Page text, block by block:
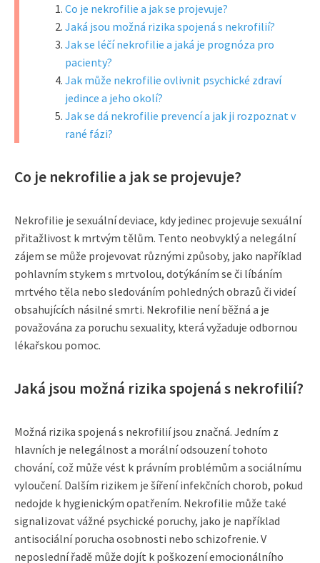
Co je nekrofilie a jak se projevuje?
Jaká jsou možná rizika spojená s nekrofilií?
Jak se léčí nekrofilie a jaká je prognóza pro
pacienty?
Jak může nekrofilie ovlivnit psychické zdraví
jedince a jeho okolí?
Jak se dá nekrofilie prevencí a jak ji rozpoznat v
rané fázi?
Co je nekrofilie a jak se projevuje?
Nekrofilie je sexuální deviace, kdy jedinec projevuje sexuální
přitažlivost k mrtvým tělům. Tento neobvyklý a nelegální
zájem se může projevovat různými způsoby, jako například
pohlavním stykem s mrtvolou, dotýkáním se či líbáním
mrtvého těla nebo sledováním pohledných obrazů či videí
obsahujících násilné smrti. Nekrofilie není běžná a je
považována za poruchu sexuality, která vyžaduje odbornou
lékařskou pomoc.
Jaká jsou možná rizika spojená s nekrofilií?
Možná rizika spojená s nekrofilií jsou značná. Jedním z
hlavních je nelegálnost a morální odsouzení tohoto
chování, což může vést k právním problémům a sociálnímu
vyloučení. Dalším rizikem je šíření infekčních chorob, pokud
nedojde k hygienickým opatřením. Nekrofilie může také
signalizovat vážné psychické poruchy, jako je například
antisociální porucha osobnosti nebo schizofrenie. V
neposlední řadě může dojít k poškození emocionálního